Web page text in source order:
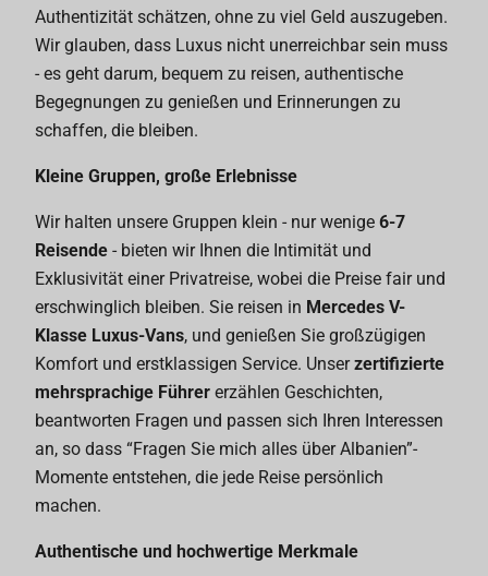
Authentizität schätzen, ohne zu viel Geld auszugeben.
Wir glauben, dass Luxus nicht unerreichbar sein muss
- es geht darum, bequem zu reisen, authentische
Begegnungen zu genießen und Erinnerungen zu
schaffen, die bleiben.
Kleine Gruppen, große Erlebnisse
Wir halten unsere Gruppen klein - nur wenige 6-7
Reisende - bieten wir Ihnen die Intimität und
Exklusivität einer Privatreise, wobei die Preise fair und
erschwinglich bleiben. Sie reisen in Mercedes V-
Klasse Luxus-Vans, und genießen Sie großzügigen
Komfort und erstklassigen Service. Unserzertifizierte
mehrsprachige Führer erzählen Geschichten,
beantworten Fragen und passen sich Ihren Interessen
an, so dass “Fragen Sie mich alles über Albanien”-
Momente entstehen, die jede Reise persönlich
machen.
Authentische und hochwertige Merkmale